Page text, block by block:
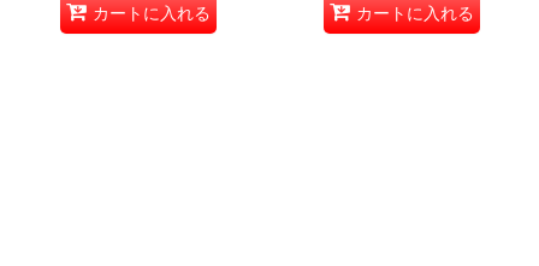
カートに入れる カートに入れる